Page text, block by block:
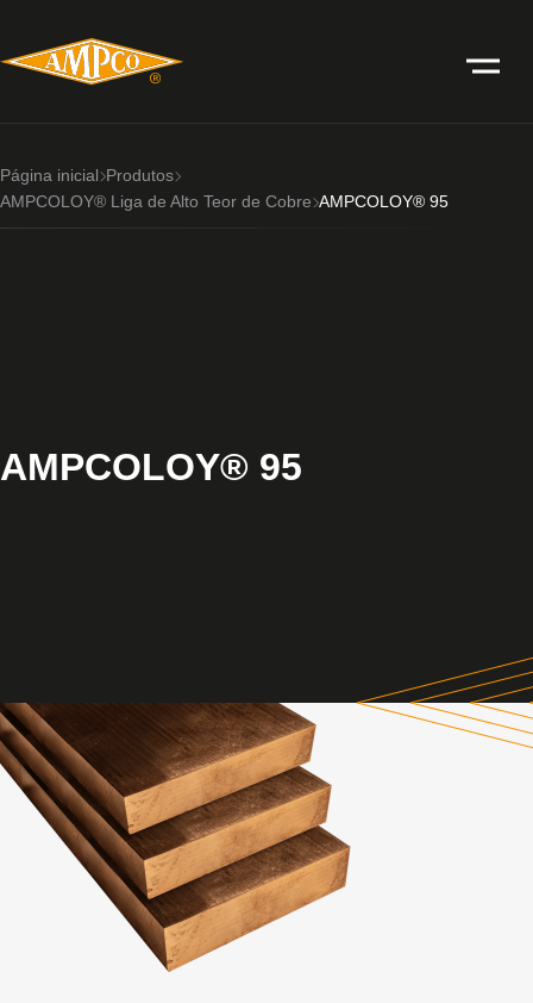
Página inicial Produtos
AMPCOLOY® Liga de Alto Teor de Cobre AMPCOLOY® 95
AMPCOLOY® 95